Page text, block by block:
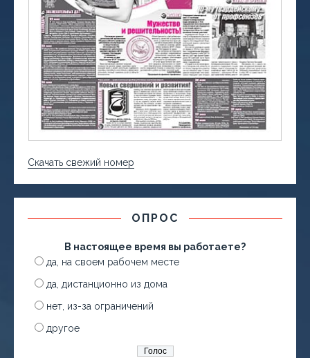
Скачать свежий номер
ОПРОС
В настоящее время вы работаете?
да, на своем рабочем месте
да, дистанционно из дома
нет, из-за ограничений
другое